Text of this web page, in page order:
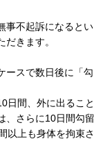
事不起訴になるとい
きます。
ースで数日後に「勾
日間、外に出ること
、さらに10日間勾留
以上も身体を拘束さ